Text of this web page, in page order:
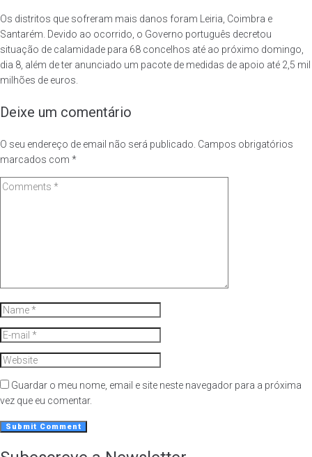
Os distritos que sofreram mais danos foram Leiria, Coimbra e
Santarém. Devido ao ocorrido, o Governo português decretou
situação de calamidade para 68 concelhos até ao próximo domingo,
dia 8, além de ter anunciado um pacote de medidas de apoio até 2,5 mil
milhões de euros.
Deixe um comentário
O seu endereço de email não será publicado. Campos obrigatórios
marcados com *
Guardar o meu nome, email e site neste navegador para a próxima
vez que eu comentar.